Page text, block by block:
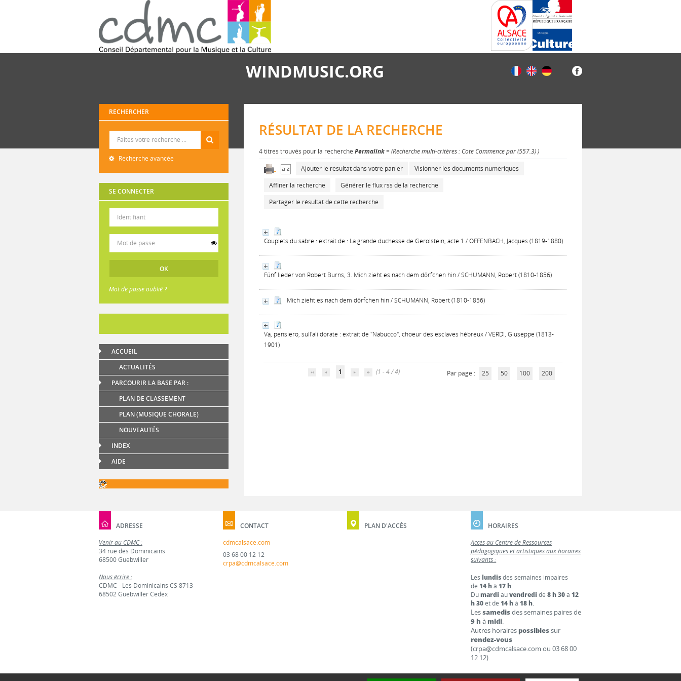
WINDMUSIC.ORG
RECHERCHER
Recherche avancée
SE CONNECTER
Mot de passe oublié ?
ACCUEIL
ACTUALITÉS
PARCOURIR LA BASE PAR :
PLAN DE CLASSEMENT
PLAN (MUSIQUE CHORALE)
NOUVEAUTÉS
INDEX
AIDE
RÉSULTAT DE LA RECHERCHE
4 titres trouvés pour la recherche Permalink= (Recherche multi-critères : Cote Commence par (557.3) )
Ajouter le résultat dans votre panier
Visionner les documents numériques
Affiner la recherche
Générer le flux rss de la recherche
Partager le résultat de cette recherche
Couplets du sabre : extrait de : La grande duchesse de Gerolstein, acte 1 / OFFENBACH, Jacques (1819-1880)
Fünf lieder von Robert Burns, 3. Mich zieht es nach dem dörfchen hin / SCHUMANN, Robert (1810-1856)
Mich zieht es nach dem dörfchen hin / SCHUMANN, Robert (1810-1856)
Va, pensiero, sull'ali dorate : extrait de "Nabucco", choeur des esclaves hébreux / VERDI, Giuseppe (1813-
1901)
1 (1 - 4 / 4) Par page : 25 50 100 200
ADRESSE
Venir au CDMC :
34 rue des Dominicains
68500 Guebwiller
Nous écrire :
CDMC - Les Dominicains CS 8713
68502 Guebwiller Cedex
CONTACT
cdmcalsace.com
03 68 00 12 12
crpa@cdmcalsace.com
PLAN D'ACCÈS
HORAIRES
Accès au Centre de Ressources
pédagogiques et artistiques aux horaires
suivants :
Leslundisdes semaines impaires
de14 hà17 h.
Dumardi auvendredi de8 h 30à12
h 30et de14 hà18 h.
Lessamedisdes semaines paires de
9 h à midi.
Autres horaires possiblessur
rendez-vous
(crpa@cdmcalsace.com ou 03 68 00
12 12).